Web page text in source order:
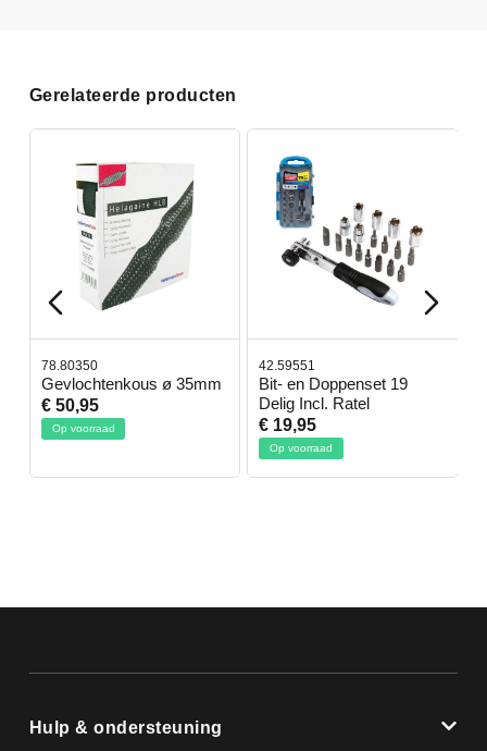
Gerelateerde producten
78.80350
Gevlochtenkous ø 35mm
€ 50,95
Op voorraad
42.59551
Bit- en Doppenset 19
Delig Incl. Ratel
€ 19,95
Op voorraad
Hulp & ondersteuning